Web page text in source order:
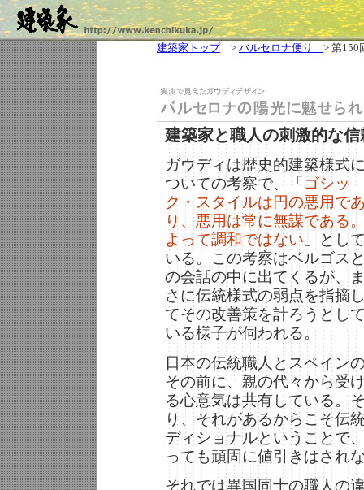
建築家トップ> バルセロナ便り > 第150
建築家と職人の刺激的な信
ガウディは歴史的建築様式
ついての考察で、「 ゴシッ
ク・スタイルは円の悪用で
り、悪用は常に無謀である
よって調和ではない 」とし
いる。この考察はベルゴス
の会話の中に出てくるが、
さに伝統様式の弱点を指摘
てその改善策を計ろうとし
いる様子が伺われる。
日本の伝統職人とスペイン
その前に、親の代々から受
る心意気は共有している。
り、それがあるからこそ伝
ディショナルということで
っても頑固に値引きはされ
それでは異国同士の職人の